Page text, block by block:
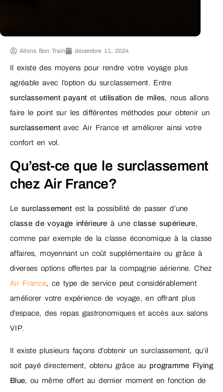
Allons Bon Train décembre 11, 2024
Il existe des moyens pour rendre votre voyage plus
agréable avec l’option du surclassement. Entre
surclassement payant et utilisation de miles, nous allons
faire le point sur les différentes méthodes pour obtenir un
surclassementavec Air France et améliorer ainsi votre
confort en vol.
Qu’est-ce que le surclassement
chez Air France?
Lesurclassement est la possibilité de passer d’une
classe de voyage inférieure à uneclasse supérieure,
comme par exemple de la classe économique à la classe
affaires, moyennant un coût supplémentaire ou grâce à
diverses options offertes par la compagnie aérienne. Chez
Air France, ce type de service peut considérablement
améliorer votre expérience de voyage, en offrant plus
d’espace, des repas gastronomiques et accès aux salons
VIP.
Il existe plusieurs façons d’obtenir un surclassement, qu’il
soit payé directement, obtenu grâce au programme Flying
Blue, ou même offert au dernier moment en fonction de